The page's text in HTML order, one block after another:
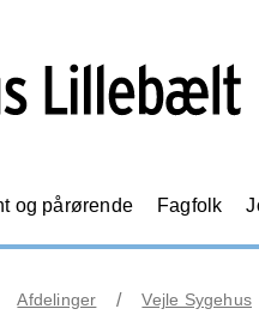
og pårørende Fagfolk
Afdelinger Vejle Sygehus